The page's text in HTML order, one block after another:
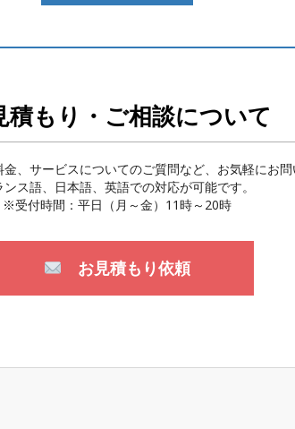
積もり・ご相談について
、サービスについてのご質問など、お気軽にお問
ンス語、日本語、英語での対応が可能です。
※受付時間：平日（月～金）11時～20時
お見積もり依頼